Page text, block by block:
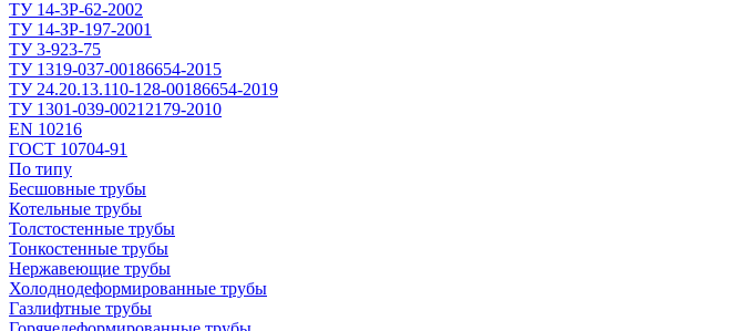
ТУ 14-3Р-62-2002
ТУ 14-ЗР-197-2001
ТУ 3-923-75
ТУ 1319-037-00186654-2015
ТУ 24.20.13.110-128-00186654-2019
ТУ 1301-039-00212179-2010
EN 10216
ГОСТ 10704-91
По типу
Бесшовные трубы
Котельные трубы
Толстостенные трубы
Тонкостенные трубы
Нержавеющие трубы
Холоднодеформированные трубы
Газлифтные трубы